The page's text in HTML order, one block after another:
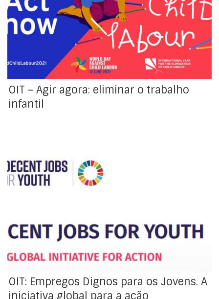
conjuntamente entre a OIT e a UNICEF para marcar o
Dia Mundial contra o Trabalho Infantil, enquanto
decorre a Conferência Internacional do Trabalho (CIT).
A primeira parte do evento centrar-se-á numa
conversa sobre […]
OIT – Agir agora: eliminar o trabalho
infantil
A Iniciativa global para o Emprego digno para os jovens
o poder da convocatória da ONU e de outros parceiros
chave a […]
OIT: Empregos Dignos para os Jovens. A
iniciativa global para a ação